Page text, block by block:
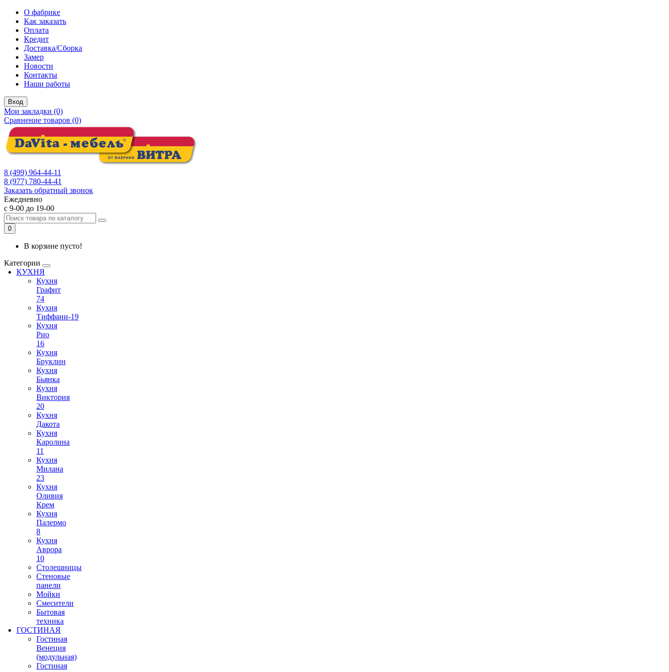
О фабрике
Как заказать
Оплата
Кредит
Доставка/Сборка
Замер
Новости
Контакты
Наши работы
Вход
Мои закладки (0)
Сравнение товаров (0)
8 (499) 964-44-11
8 (977) 780-44-41
Заказать обратный звонок
Ежедневно
с 9-00 до 19-00
0
В корзине пусто!
Категории
КУХНЯ
Кухня
Графит
74
Кухня
Тиффани-19
Кухня
Рио
16
Кухня
Бруклин
Кухня
Бьянка
Кухня
Виктория
20
Кухня
Дакота
Кухня
Каролина
11
Кухня
Милана
23
Кухня
Оливия
Крем
Кухня
Палермо
8
Кухня
Аврора
10
Столешницы
Стеновые
панели
Мойки
Смесители
Бытовая
техника
ГОСТИНАЯ
Гостиная
Венеция
(модульная)
Гостиная